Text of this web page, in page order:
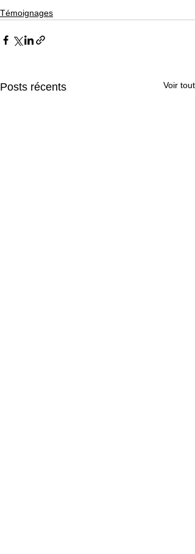
Témoignages
Posts récents Voir tout